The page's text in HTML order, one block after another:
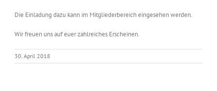
Die Einladung dazu kann im Mitgliederbereich eingesehen werden.
Wir freuen uns auf euer zahlreiches Erscheinen.
30. April 2018